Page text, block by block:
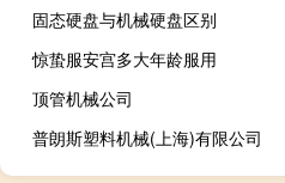
固态硬盘与机械硬盘区别
惊蛰服安宫多大年龄服用
顶管机械公司
普朗斯塑料机械(上海)有限公司